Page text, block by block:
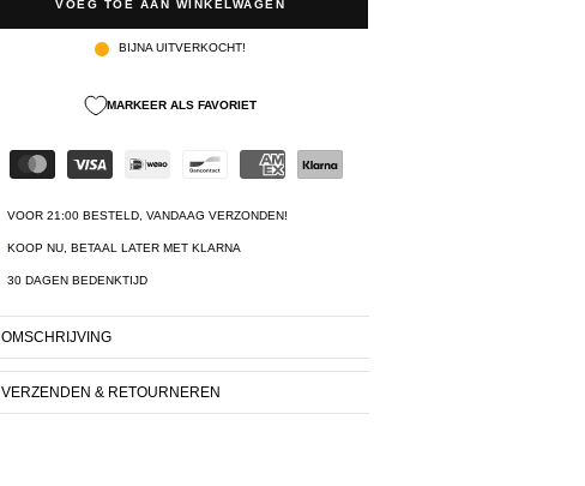
VOEG TOE AAN WINKELWAGEN
BIJNA UITVERKOCHT!
MARKEER ALS FAVORIET
VOOR 21:00 BESTELD, VANDAAG VERZONDEN!
KOOP NU, BETAAL LATER MET KLARNA
30 DAGEN BEDENKTIJD
OMSCHRIJVING
VERZENDEN & RETOURNEREN